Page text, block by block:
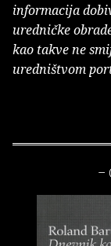
informacija
uredničke
kao takve ne
uredništvom
–